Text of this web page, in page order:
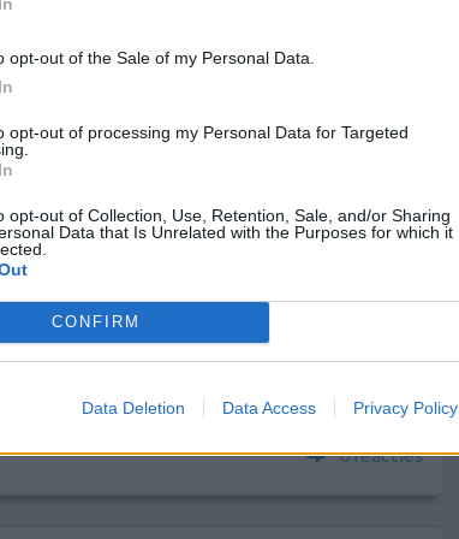
opt-out of the Sale of my Personal Data.
opt-out of processing my Personal Data for Targeted
opt-out of Collection, Use, Retention, Sale, and/or Sharing
Data that Is Unrelated with the Purposes for which it
CONFIRM
Data Deletion Data Access Privacy Policy
Ik
eerste
hartkloppingen en angst, maar later bleek dit
de psychiater nogmaals geprobeerd en het
0 reacties